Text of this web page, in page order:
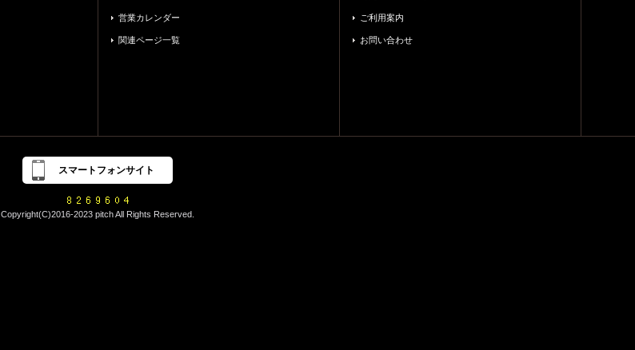
営業カレンダー
関連ページ一覧
ご利用案内
お問い合わせ
スマートフォンサイト
Copyright(C)2016-2023 pitch All Rights Reserved.